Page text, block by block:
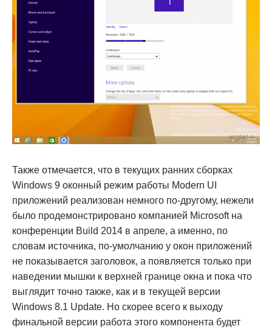
Также отмечается, что в текущих ранних сборках
Windows 9 оконный режим работы Modern UI
приложений реализован немного по-другому, нежели
было продемонстрировано компанией Microsoft на
конференции Build 2014 в апреле, а именно, по
словам источника, по-умолчанию у окон приложений
не показывается заголовок, а появляется только при
наведении мышки к верхней границе окна и пока что
выглядит точно также, как и в текущей версии
Windows 8.1 Update. Но скорее всего к выходу
финальной версии работа этого компонента будет